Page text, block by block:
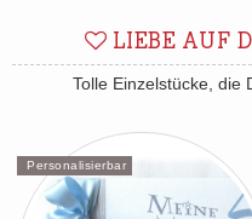
LIEBE AUF
Tolle Einzelstücke, die
Personalisierbar